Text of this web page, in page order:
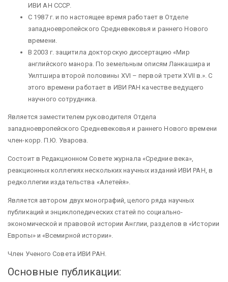
ИВИ АН СССР.
С 1987 г. и по настоящее время работает в Отделе
западноевропейского Средневековья и раннего Нового
времени.
В 2003 г. защитила докторскую диссертацию «Мир
английского манора. По земельным описям Ланкашира и
Уилтшира второй половины XVI – первой трети XVII в.». С
этого времени работает в ИВИ РАН качестве ведущего
научного сотрудника.
Является заместителем руководителя Отдела
западноевропейского Средневековья и раннего Нового времени
член-корр. П.Ю. Уварова.
Состоит в Редакционном Совете журнала «Средние века»,
реакционных коллегиях нескольких научных изданий ИВИ РАН, в
редколлегии издательства «Алетейя».
Является автором двух монографий, целого ряда научных
публикаций и энциклопедических статей по социально-
экономической и правовой истории Англии, разделов в «Истории
Европы» и «Всемирной истории».
Член Ученого Совета ИВИ РАН.
Основные публикации: